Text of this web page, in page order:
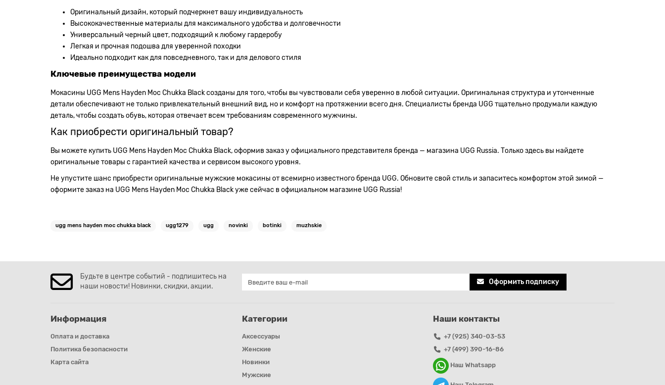
Оригинальный дизайн, который подчеркнет вашу индивидуальность
Высококачественные материалы для максимального удобства и долговечности
Универсальный черный цвет, подходящий к любому гардеробу
Легкая и прочная подошва для уверенной походки
Идеально подходит как для повседневного, так и для делового стиля
Ключевые преимущества модели
Мокасины UGG Mens Hayden Moc Chukka Black созданы для того, чтобы вы чувствовали себя уверенно в любой ситуации. Оригинальная структура и утонченные
детали обеспечивают не только привлекательный внешний вид, но и комфорт на протяжении всего дня. Специалисты бренда UGG тщательно продумали каждую
деталь, чтобы создать обувь, которая отвечает всем требованиям современного мужчины.
Как приобрести оригинальный товар?
Вы можете купить UGG Mens Hayden Moc Chukka Black, оформив заказ у официального представителя бренда — магазина UGG Russia. Только здесь вы найдете
оригинальные товары с гарантией качества и сервисом высокого уровня.
Не упустите шанс приобрести оригинальные мужские мокасины от всемирно известного бренда UGG. Обновите свой стиль и запаситесь комфортом этой зимой —
оформите заказ на UGG Mens Hayden Moc Chukka Black уже сейчас в официальном магазине UGG Russia!
ugg mens hayden moc chukka black ugg1279 ugg novinki botinki muzhskie
Будьте в центре событий - подпишитесь на
наши новости! Новинки, скидки, акции.
Оформить подписку
Информация
Оплата и доставка
Политика безопасности
Карта сайта
Категории
Аксессуары
Женские
Новинки
Мужские
Наши контакты
+7 (925) 340-03-53
+7 (499) 390-16-86
Наш Whatsapp